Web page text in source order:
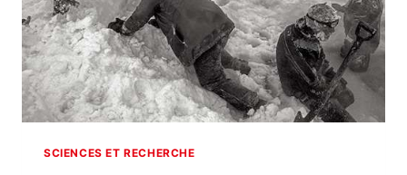
SCIENCES ET RECHERCHE